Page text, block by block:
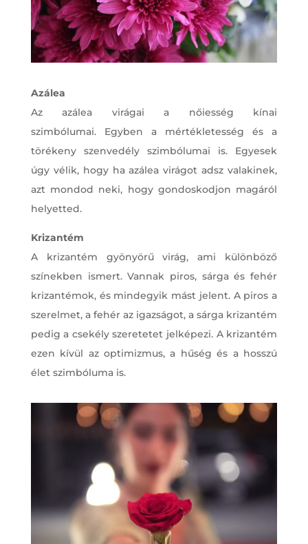
Azálea
Az azálea virágai a nőiesség kínai
szimbólumai. Egyben a mértékletesség és a
törékeny szenvedély szimbólumai is. Egyesek
úgy vélik, hogy ha azálea virágot adsz valakinek,
azt mondod neki, hogy gondoskodjon magáról
helyetted.
Krizantém
A krizantém gyönyörű virág, ami különböző
színekben ismert. Vannak piros, sárga és fehér
krizantémok, és mindegyik mást jelent. A piros a
szerelmet, a fehér az igazságot, a sárga krizantém
pedig a csekély szeretetet jelképezi. A krizantém
ezen kívül az optimizmus, a hűség és a hosszú
élet szimbóluma is.